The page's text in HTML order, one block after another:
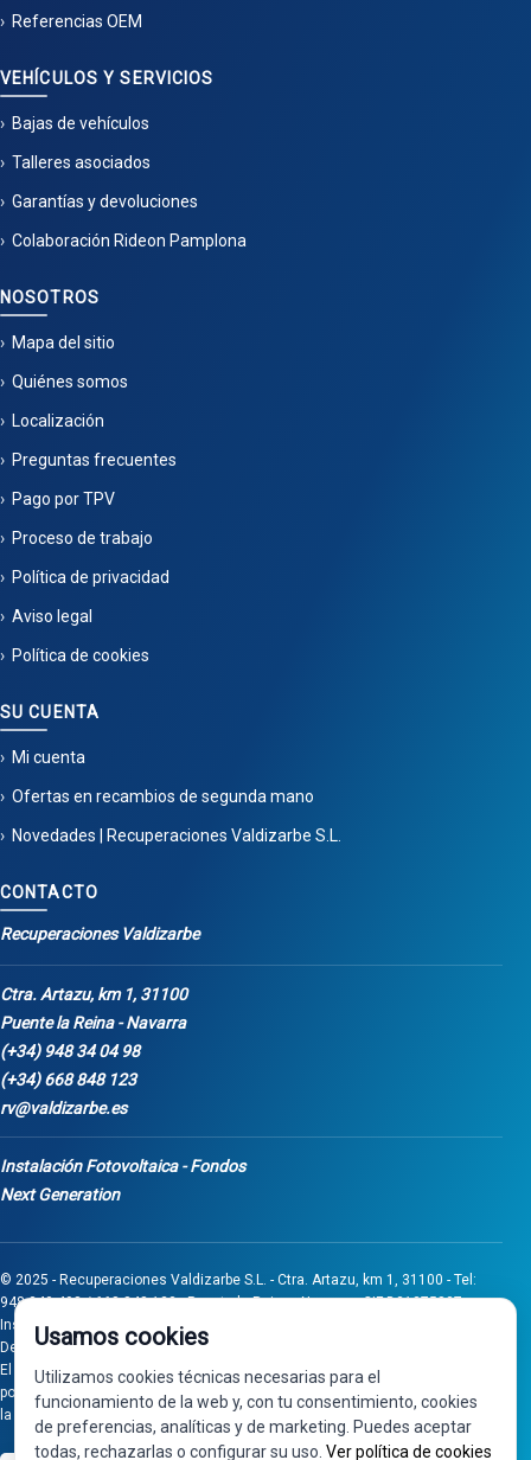
Referencias OEM
VEHÍCULOS Y SERVICIOS
Bajas de vehículos
Talleres asociados
Garantías y devoluciones
Colaboración Rideon Pamplona
NOSOTROS
Mapa del sitio
Quiénes somos
Localización
Preguntas frecuentes
Pago por TPV
Proceso de trabajo
Política de privacidad
Aviso legal
Política de cookies
SU CUENTA
Mi cuenta
Ofertas en recambios de segunda mano
Novedades | Recuperaciones Valdizarbe S.L.
CONTACTO
Recuperaciones Valdizarbe
Ctra. Artazu, km 1, 31100
Puente la Reina - Navarra
(+34) 948 34 04 98
(+34) 668 848 123
rv@valdizarbe.es
Instalación Fotovoltaica - Fondos
Next Generation
© 2025 - Recuperaciones Valdizarbe S.L. - Ctra. Artazu, km 1, 31100 - Tel:
948 340 498 / 668 848 123 - Puente la Reina - Navarra - CIF B31275837.
Inscrita en el Registro Mercantil de Navarra, Tomo 32, Folio 75, Hoja 525.
Desarrollado porSeintosoft
El proyecto de inversión "0011-0558-2024-000008" ha sido subvencionado
por Gobierno de Navarra al amparo de la convocatoria de 2024 de Ayudas a
la inversión en pymes industriales
Usamos cookies
Utilizamos cookies técnicas necesarias para el
funcionamiento de la web y, con tu consentimiento, cookies
de preferencias, analíticas y de marketing. Puedes aceptar
todas, rechazarlas o configurar su uso. Ver política de cookies